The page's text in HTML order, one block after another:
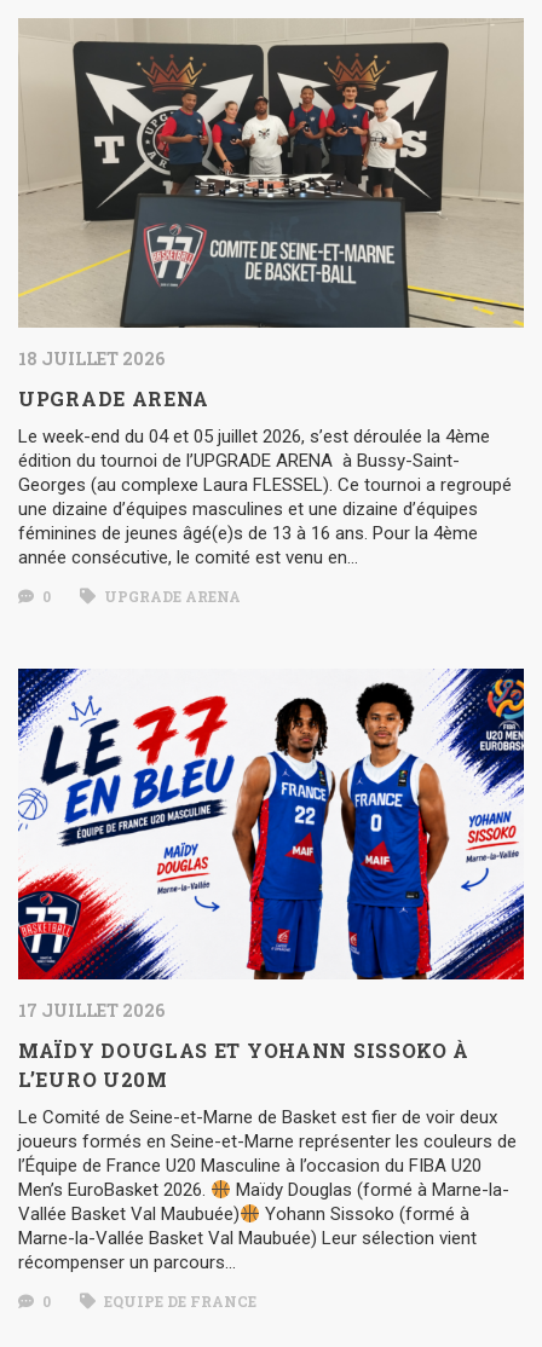
18 JUILLET 2026
UPGRADE ARENA
Le week-end du 04 et 05 juillet 2026, s’est déroulée la 4ème
édition du tournoi de l’UPGRADE ARENA à Bussy-Saint-
Georges (au complexe Laura FLESSEL). Ce tournoi a regroupé
une dizaine d’équipes masculines et une dizaine d’équipes
féminines de jeunes âgé(e)s de 13 à 16 ans. Pour la 4ème
année consécutive, le comité est venu en…
0 UPGRADE ARENA
17 JUILLET 2026
MAÏDY DOUGLAS ET YOHANN SISSOKO À
L’EURO U20M
Le Comité de Seine-et-Marne de Basket est fier de voir deux
joueurs formés en Seine-et-Marne représenter les couleurs de
l’Équipe de France U20 Masculine à l’occasion du FIBA U20
Men’s EuroBasket 2026.
Maïdy Douglas (formé à Marne-la-
Vallée Basket Val Maubuée)
Yohann Sissoko (formé à
Marne-la-Vallée Basket Val Maubuée) Leur sélection vient
récompenser un parcours…
0 EQUIPE DE FRANCE